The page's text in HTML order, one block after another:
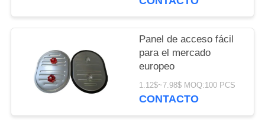
Panel de acceso fácil
para el mercado
europeo
1.12$~7.98$ MOQ:100 PCS
CONTACTO